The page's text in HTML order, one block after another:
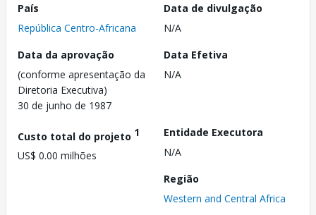
País
República Centro-Africana
Data de divulgação
N/A
Data da aprovação
(conforme apresentação da
Diretoria Executiva)
30 de junho de 1987
Data Efetiva
N/A
Custo total do projeto 1
US$ 0.00 milhões
Entidade Executora
N/A
Região
Western and Central Africa